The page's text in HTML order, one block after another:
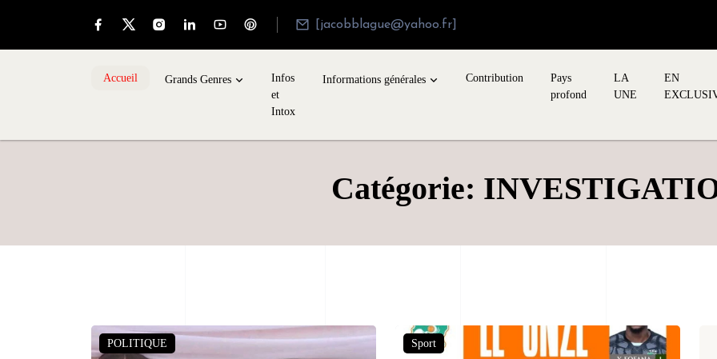
[jacobblague@yahoo.fr]
Accueil Grands Genres
Infos
et
Intox
Informations générales Contribution
Pays
profond
LA
UNE
EN
Catégorie:
POLITIQUE Sport